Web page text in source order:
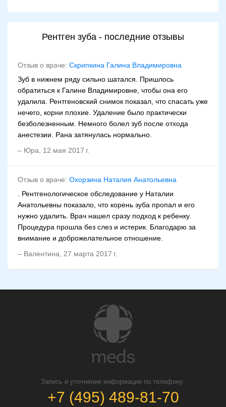
Рентген зуба - последние отзывы
Отзыв о враче: Скрипкина Галина Владимировна
Зуб в нижнем ряду сильно шатался. Пришлось
обратиться к Галине Владимировне, чтобы она его
удалила. Рентгеновский снимок показал, что спасать уже
нечего, корни плохие. Удаление было практически
безболезненным. Немного болел зуб после отхода
анестезии. Рана затянулась нормально.
– Юра, 12 мая 2017 г.
Отзыв о враче: Охорзина Наталия Анатольевна
. Рентгенологическое обследование у Наталии
Анатольевны показало, что корень зуба пропал и его
нужно удалить. Врач нашел сразу подход к ребенку.
Процедура прошла без слез и истерик. Благодарю за
внимание и доброжелательное отношение.
– Валентина, 27 марта 2017 г.
Запись и уточнение информации по телефону:
+7 (495) 489-81-70